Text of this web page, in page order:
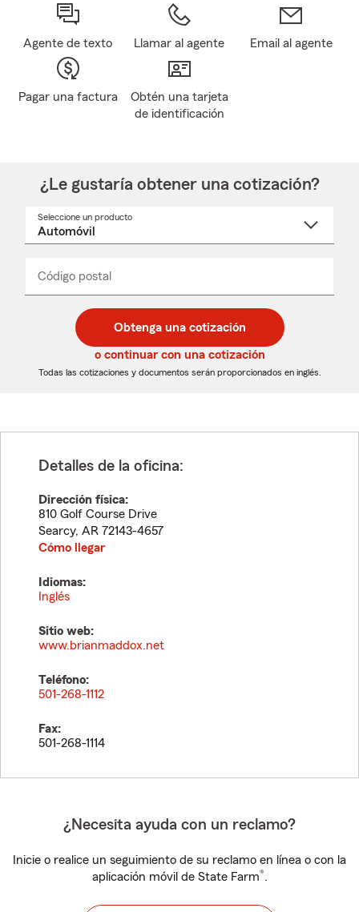
Agente de texto Llamar al agente Email al agente
Pagar una factura
Obtén una tarjeta
de identificación
¿Le gustaría obtener una cotización?
Seleccione un producto
desplegable
Código postal
de
5
dígitos
de
5
dígitos
_____
Obtenga una cotización
o continuar con una cotización
Todas las cotizaciones y documentos serán proporcionados en inglés.
Detalles de la oficina:
Dirección física:
810 Golf Course Drive
Searcy, AR 72143-4657
Cómo llegar
Idiomas:
Inglés
Sitio web:
www.brianmaddox.net
Teléfono:
501-268-1112
Fax:
501-268-1114
¿Necesita ayuda con un reclamo?
Inicie o realice un seguimiento de su reclamo en línea o con la
aplicación móvil de State Farm®.